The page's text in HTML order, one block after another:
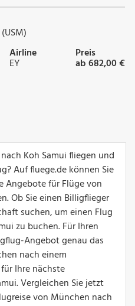
Airline
EY
Preis
ab 682,00 €
Koh Samui fliegen und
Auf fluege.de können Sie
Angebote für Flüge von
Ob Sie einen Billigflieger
suchen, um einen Flug
zu buchen. Für Ihren
Angebot genau das
nach einem
Ihre nächste
Vergleichen Sie jetzt
von München nach